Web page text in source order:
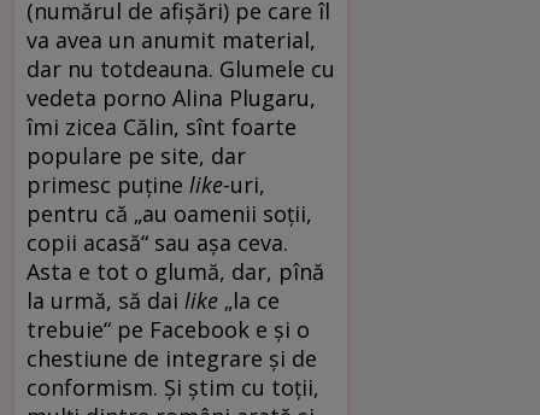
(numărul de afișări) pe care îl
va avea un anumit material,
dar nu totdeauna. Glumele cu
vedeta porno Alina Plugaru,
îmi zicea Călin, sînt foarte
populare pe site, dar
primesc puține like-uri,
pentru că „au oamenii soții,
copii acasă“ sau așa ceva.
Asta e tot o glumă, dar, pînă
la urmă, să dai like „la ce
trebuie“ pe Facebook e și o
chestiune de integrare și de
conformism. Și știm cu toții,